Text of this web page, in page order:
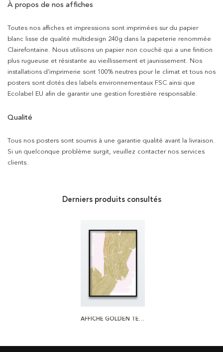
À propos de nos affiches
Toutes nos affiches et impressions sont imprimées sur du papier
blanc lisse de qualité multidesign 240g dans la papeterie renommée
Clairefontaine. Nous utilisons un papier non couché qui a une finition
plus rugueuse et résistante au vieillissement et jaunissement. Nos
installations d’imprimerie sont 100% neutres pour le climat et tous nos
posters sont dotés des labels environnementaux FSC ainsi que
Ecolabel EU afin de garantir une gestion forestière responsable.
Qualité
Tous nos posters sont soumis à une garantie qualité avant la livraison.
Si un quelconque problème surgit, veuillez contacter nos services
clients.
Derniers produits consultés
AFFICHE GOLDEN TEXTURE